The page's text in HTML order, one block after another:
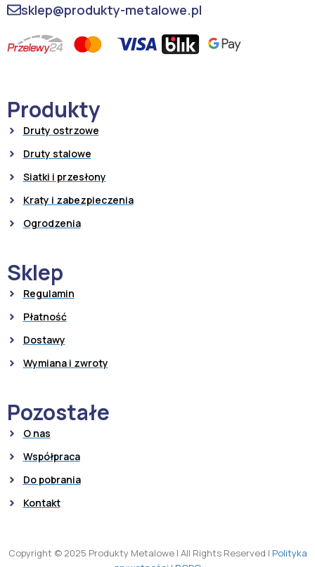
sklep@produkty-metalowe.pl
Produkty
Druty ostrzowe
Druty stalowe
Siatki i przesłony
Kraty i zabezpieczenia
Ogrodzenia
Sklep
Regulamin
Płatność
Dostawy
Wymiana i zwroty
Pozostałe
O nas
Współpraca
Do pobrania
Kontakt
Copyright © 2025 Produkty Metalowe | All Rights Reserved | Polityka